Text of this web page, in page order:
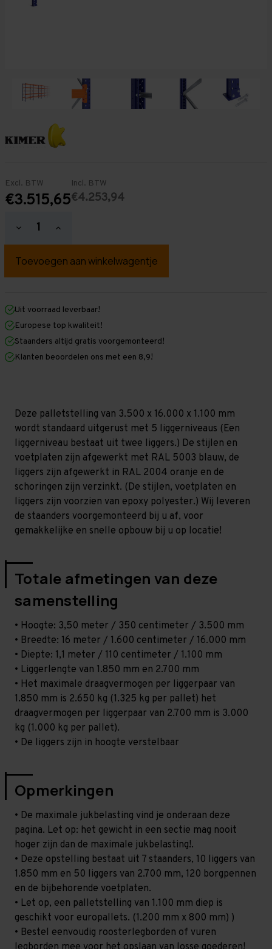
Excl. BTW
€3.515,65
Incl. BTW
€4.253,94
Hoeveelheid
verlagen
Palletstelling
mm
mm
x
1.100
mm
-
-
T100
Hoeveelheid
verhogen
Palletstelling
mm
mm
1.100
mm
(HxLxD)
-
T100
Uit voorraad leverbaar!
Europese top kwaliteit!
Staanders altijd gratis voorgemonteerd!
Klanten beoordelen ons met een 8,9!
Deze palletstelling van 3.500 x 16.000 x 1.100 mm
wordt standaard uitgerust met 5 liggerniveaus (Een
liggerniveau bestaat uit twee liggers.) De stijlen en
voetplaten zijn afgewerkt met RAL 5003 blauw, de
liggers zijn afgewerkt in RAL 2004 oranje en de
schoringen zijn verzinkt. (De stijlen, voetplaten en
liggers zijn voorzien van epoxy polyester.) Wij leveren
de staanders voorgemonteerd bij u af, voor
gemakkelijke en snelle opbouw bij u op locatie!
Totale afmetingen van deze
samenstelling
• Hoogte: 3,50 meter / 350 centimeter / 3.500 mm
• Breedte: 16 meter / 1.600 centimeter / 16.000 mm
• Diepte: 1,1 meter / 110 centimeter / 1.100 mm
• Liggerlengte van 1.850 mm en 2.700 mm
• Het maximale draagvermogen per liggerpaar van
1.850 mm is 2.650 kg (1.325 kg per pallet) het
draagvermogen per liggerpaar van 2.700 mm is 3.000
kg (1.000 kg per pallet).
• De liggers zijn in hoogte verstelbaar
Opmerkingen
• De maximale jukbelasting vind je onderaan deze
pagina. Let op: het gewicht in een sectie mag nooit
hoger zijn dan de maximale jukbelasting!.
• Deze opstelling bestaat uit 7 staanders, 10 liggers van
1.850 mm en 50 liggers van 2.700 mm, 120 borgpennen
en de bijbehorende voetplaten.
• Let op, een palletstelling van 1.100 mm diep is
geschikt voor europallets. (1.200 mm x 800 mm) )
• Bestel eenvoudig roosterlegborden of vuren